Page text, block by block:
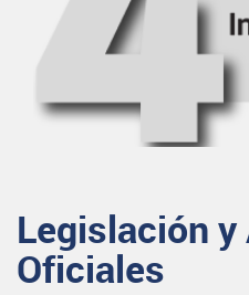
Legislación
Oficiales